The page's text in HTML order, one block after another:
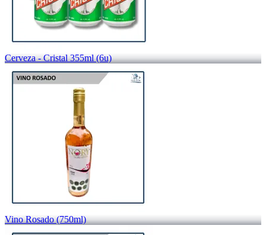
Cerveza - Cristal 355ml (6u)
Vino Rosado (750ml)